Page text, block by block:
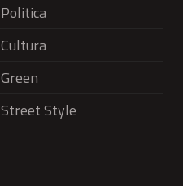
Politica
Cultura
Green
Street Style